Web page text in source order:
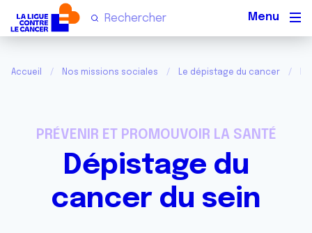
Accueil Nos missions sociales Le dépistage du cancer
PRÉVENIR ET PROMOUVOIR LA SANTÉ
Dépistage du
cancer du sein